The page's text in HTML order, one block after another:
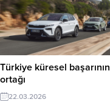
Türkiye küresel başarının
ortağı
22.03.2026